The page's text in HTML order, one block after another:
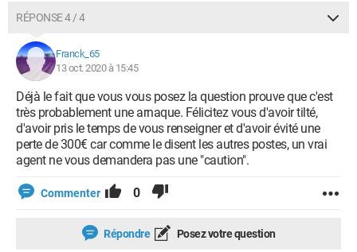
RÉPONSE 4 / 4
Franck_65
13 oct. 2020 à 15:45
Déjà le fait que vous vous posez la question prouve que c'est
très probablement une arnaque. Félicitez vous d'avoir tilté,
d'avoir pris le temps de vous renseigner et d'avoir évité une
perte de 300€ car comme le disent les autres postes, un vrai
agent ne vous demandera pas une "caution".
Commenter 0
Répondre Posez votre question